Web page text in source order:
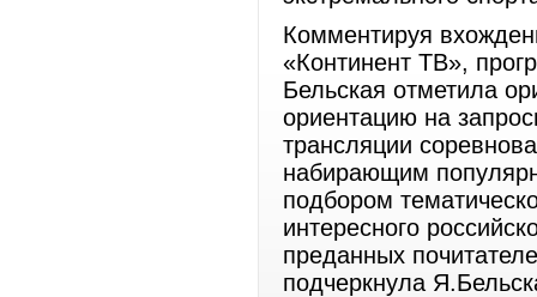
Комментируя
«Континент ТВ»,
Бельская отметила
ориентацию на
трансляции
набирающим
подбором
интересного
преданных
подчеркнула